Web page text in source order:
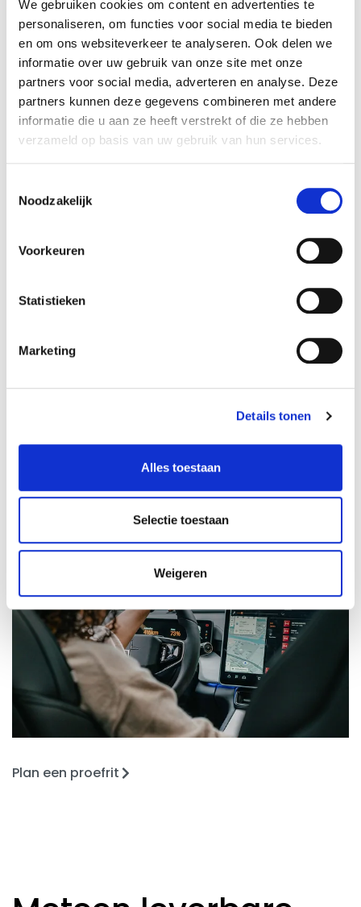
We gebruiken cookies om content en advertenties te
personaliseren, om functies voor social media te bieden
en om ons websiteverkeer te analyseren. Ook delen we
informatie over uw gebruik van onze site met onze
partners voor social media, adverteren en analyse. Deze
partners kunnen deze gegevens combineren met andere
informatie die u aan ze heeft verstrekt of die ze hebben
verzameld op basis van uw gebruik van hun services.
Noodzakelijk
Voorkeuren
Statistieken
Marketing
Details tonen
Alles toestaan
Selectie toestaan
Weigeren
Plan een proefrit